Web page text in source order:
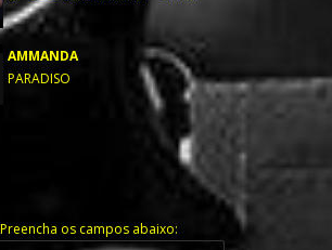
AMMANDA
PARADISO
Preencha os campos abaixo: